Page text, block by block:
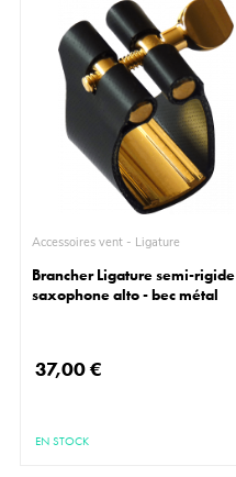
Accessoires vent - Ligature
Brancher Ligature semi-rigide
saxophone alto - bec métal
37,00 €
EN STOCK